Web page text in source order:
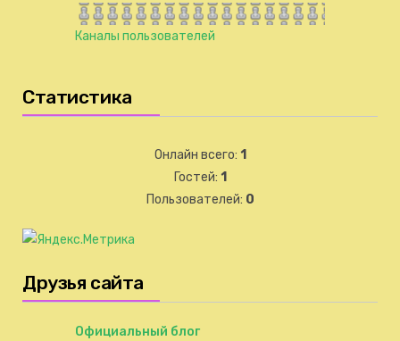
Каналы пользователей
Статистика
Онлайн всего: 1
Гостей: 1
Пользователей: 0
Друзья сайта
Официальный блог